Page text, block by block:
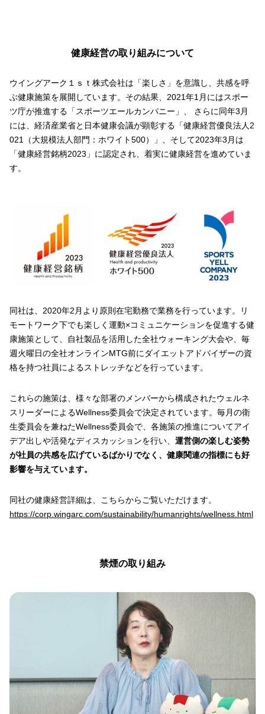
健康経営の取り組みについて
ウイングアーク１ｓｔ株式会社は「楽しさ」を意識し、共感を呼
ぶ健康施策を展開しています。その結果、2021年1月にはスポー
ツ庁が推進する「スポーツエールカンパニー」、 さらに同年3月
には、経済産業省と日本健康会議が顕彰する「健康経営優良法人2
021（大規模法人部門：ホワイト500）」、そして2023年3月は
「健康経営銘柄2023」に認定され、着実に健康経営を進めていま
す。
同社は、2020年2月より原則在宅勤務で業務を行っています。リ
モートワーク下でも楽しく運動×コミュニケーションを促進する健
康施策として、自社製品を活用した全社ウォーキング大会や、毎
週火曜日の全社オンラインMTG前にダイエットアドバイザーの資
格を持つ社員によるストレッチなどを行っています。
これらの施策は、様々な部署のメンバーから構成されたウェルネ
スリーダーによるWellness委員会で決定されています。毎月の衛
生委員会を兼ねたWellness委員会で、各施策の推進についてアイ
デア出しや活発なディスカッションを行い、 運営側の楽しむ姿勢
が社員の共感を広げているばかりでなく、健康関連の指標にも好
影響を与えています。
同社の健康経営詳細は、こちらからご覧いただけます。
https://corp.wingarc.com/sustainability/humanrights/wellness.html
禁煙の取り組み